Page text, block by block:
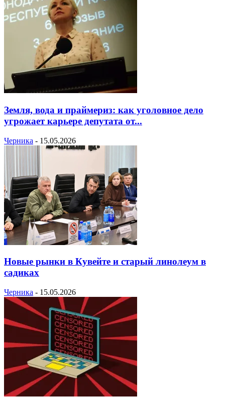
Земля, вода и праймериз: как уголовное дело
угрожает карьере депутата от...
Черника - 15.05.2026
Новые рынки в Кувейте и старый линолеум в
садиках
Черника - 15.05.2026